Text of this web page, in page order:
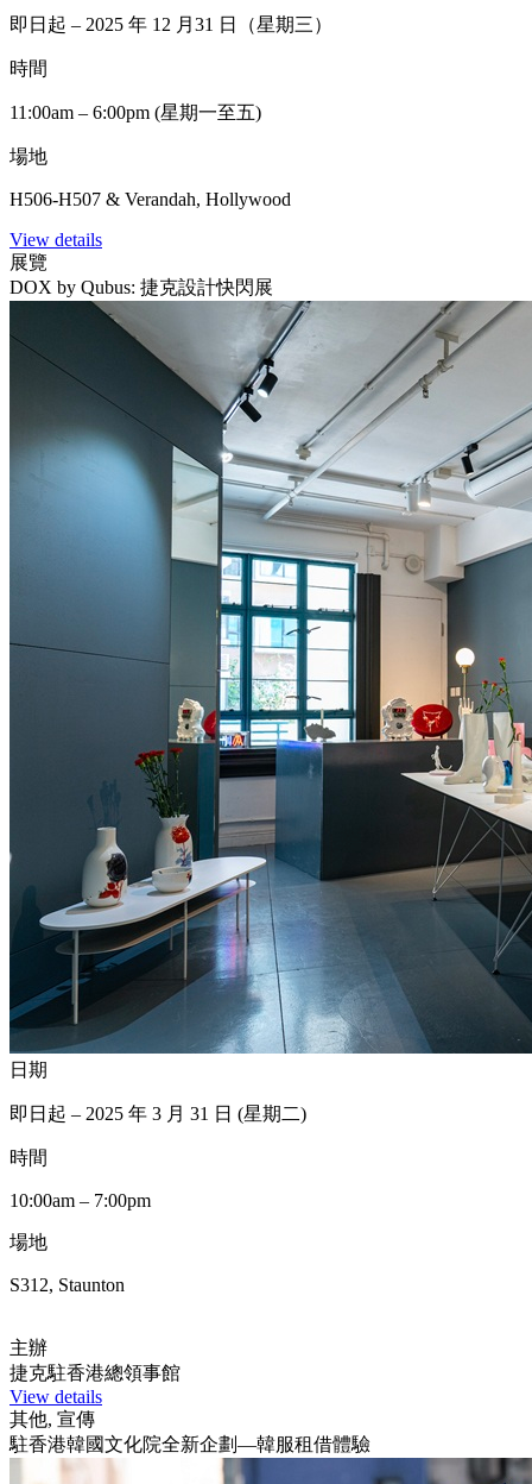
即日起 – 2025 年 12 月31 日（星期三）
時間
11:00am – 6:00pm (星期一至五)
場地
H506-H507 & Verandah, Hollywood
View details
展覽
DOX by Qubus: 捷克設計快閃展
日期
即日起 – 2025 年 3 月 31 日 (星期二)
時間
10:00am – 7:00pm
場地
S312, Staunton
主辦
捷克駐香港總領事館
View details
其他, 宣傳
駐香港韓國文化院全新企劃—韓服租借體驗